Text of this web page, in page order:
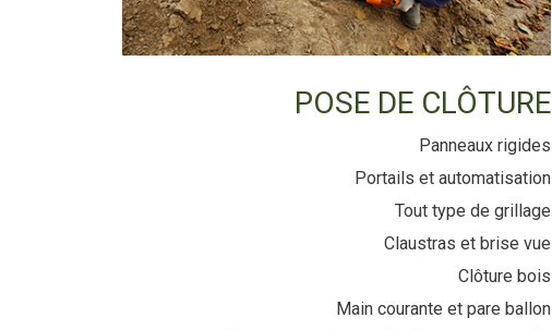
POSE DE CLÔTURE
Panneaux rigides
Portails et automatisation
Tout type de grillage
Claustras et brise vue
Clôture bois
Main courante et pare ballon